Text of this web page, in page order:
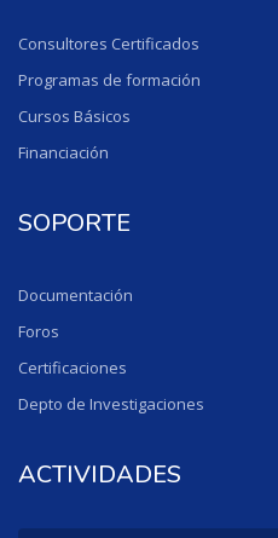
Consultores Certificados
Programas de formación
Cursos Básicos
Financiación
SOPORTE
Documentación
Foros
Certificaciones
Depto de Investigaciones
ACTIVIDADES